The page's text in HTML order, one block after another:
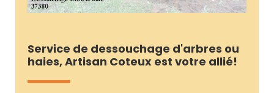
Service de dessouchage d'arbres ou
haies, Artisan Coteux est votre allié!